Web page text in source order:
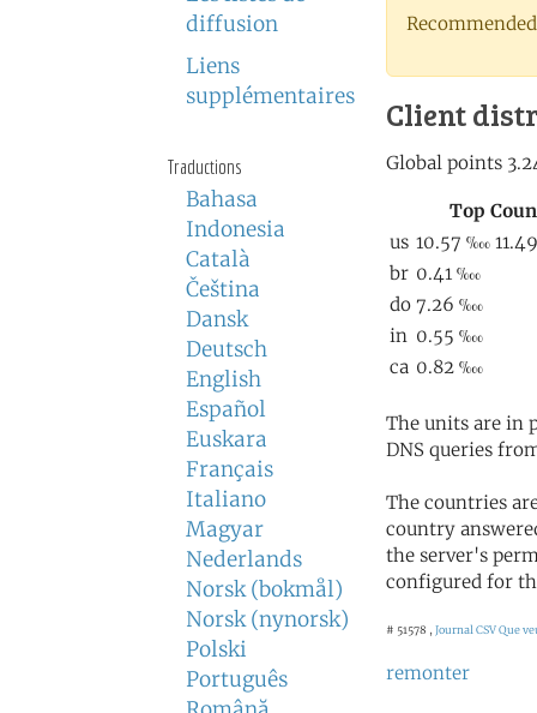
diffusion
Liens
supplémentaires
Traductions
Bahasa
Indonesia
Català
Čeština
Dansk
Deutsch
English
Español
Euskara
Français
Italiano
Magyar
Nederlands
Norsk (bokmål)
Norsk (nynorsk)
Polski
Português
Client
The units are in
DNS queries
The countries
country
the server's
configured for
# 51578 , Journal CSVQue
remonter